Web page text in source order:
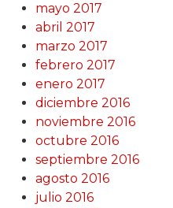
mayo 2017
abril 2017
marzo 2017
febrero 2017
enero 2017
diciembre 2016
noviembre 2016
octubre 2016
septiembre 2016
agosto 2016
julio 2016